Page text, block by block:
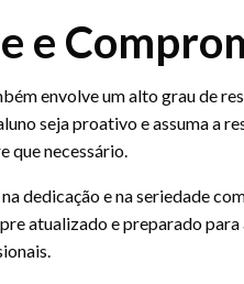
e
envolve um alto grau de
seja proativo e assuma a
que necessário.
dedicação e na seriedade
atualizado e preparado